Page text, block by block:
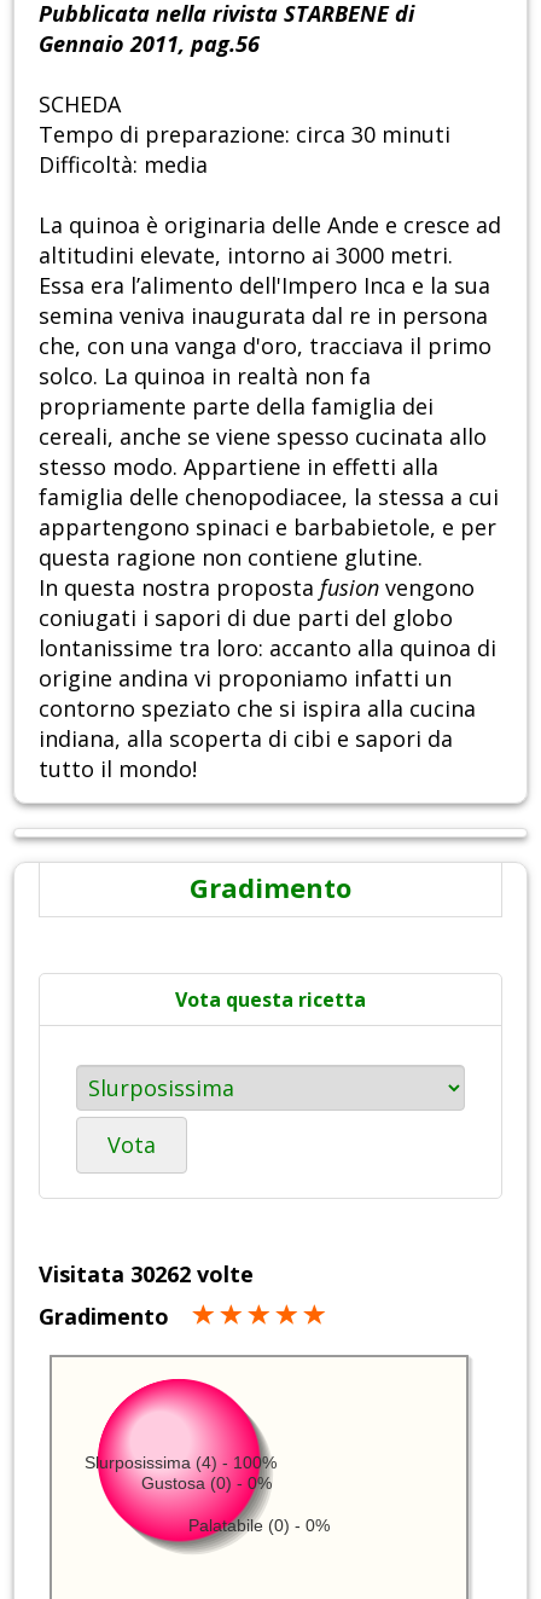
Pubblicata nella rivista STARBENE di
Gennaio 2011, pag.56
SCHEDA
Tempo di preparazione: circa 30 minuti
Difficoltà: media
La quinoa è originaria delle Ande e cresce ad
altitudini elevate, intorno ai 3000 metri.
Essa era l’alimento dell'Impero Inca e la sua
semina veniva inaugurata dal re in persona
che, con una vanga d'oro, tracciava il primo
solco. La quinoa in realtà non fa
propriamente parte della famiglia dei
cereali, anche se viene spesso cucinata allo
stesso modo. Appartiene in effetti alla
famiglia delle chenopodiacee, la stessa a cui
appartengono spinaci e barbabietole, e per
questa ragione non contiene glutine.
In questa nostra proposta fusion vengono
coniugati i sapori di due parti del globo
lontanissime tra loro: accanto alla quinoa di
origine andina vi proponiamo infatti un
contorno speziato che si ispira alla cucina
indiana, alla scoperta di cibi e sapori da
tutto il mondo!
Gradimento
Vota questa ricetta
Vota
Visitata 30262 volte
Gradimento
Slurposissima (4) - 100%
Palatabile (0) - 0%
Gustosa (0) - 0%